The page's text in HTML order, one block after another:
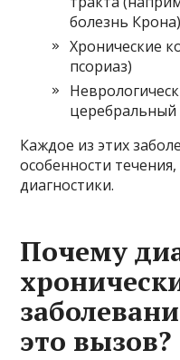
болезнь Крона)
Хронические
псориаз)
церебральный
Каждое из этих
особенности
диагностики.
Почему
это вызов?